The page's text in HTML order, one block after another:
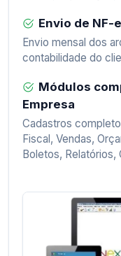
Envio de NF-
Envio mensal dos
contabilidade do
Módulos
Empresa
Cadastros
Fiscal, Vendas,
Boletos, Relatórios,